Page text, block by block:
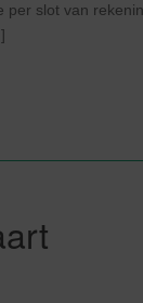
slot van